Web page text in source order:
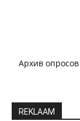
Архив опросов
REKLAAM